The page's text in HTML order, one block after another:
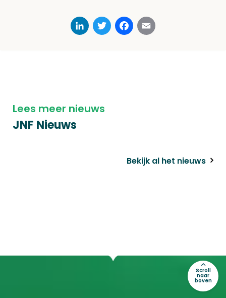
LinkedInTwitterFacebook
Lees meer nieuws
JNF Nieuws
Bekijk al het nieuws
Scroll
naar
boven